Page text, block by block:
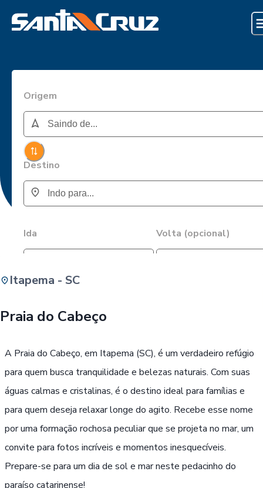
Origem
Destino
Ida Volta (opcional)
Itapema - SC
Praia do Cabeço
A Praia do Cabeço, em Itapema (SC), é um verdadeiro refúgio
para quem busca tranquilidade e belezas naturais. Com suas
águas calmas e cristalinas, é o destino ideal para famílias e
para quem deseja relaxar longe do agito. Recebe esse nome
por uma formação rochosa peculiar que se projeta no mar, um
convite para fotos incríveis e momentos inesquecíveis.
Prepare-se para um dia de sol e mar neste pedacinho do
paraíso catarinense!